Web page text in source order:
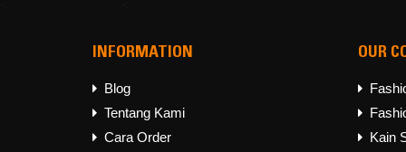
INFORMATION
Blog
Tentang Kami
Cara Order
OUR
Kain